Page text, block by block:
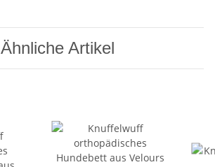
Ähnliche Artikel